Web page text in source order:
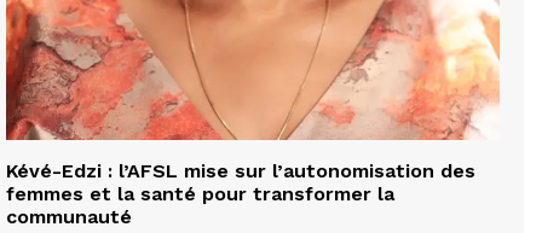
Kévé-Edzi : l’AFSL mise sur l’autonomisation des
femmes et la santé pour transformer la
communauté